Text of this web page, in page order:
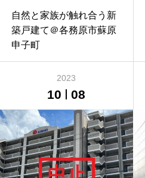
自然と家族が触れ合う新
築戸建て＠各務原市蘇原
申子町
2023
10 08